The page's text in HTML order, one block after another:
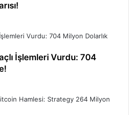
İşlemleri Vurdu: 704